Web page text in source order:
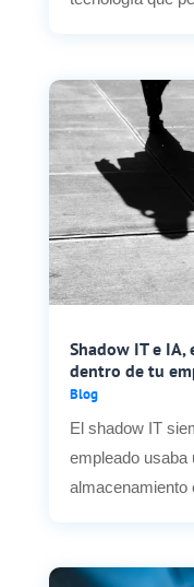
Shadow IT e
dentro de tu
Blog
El shadow IT
empleado usaba
almacenamiento